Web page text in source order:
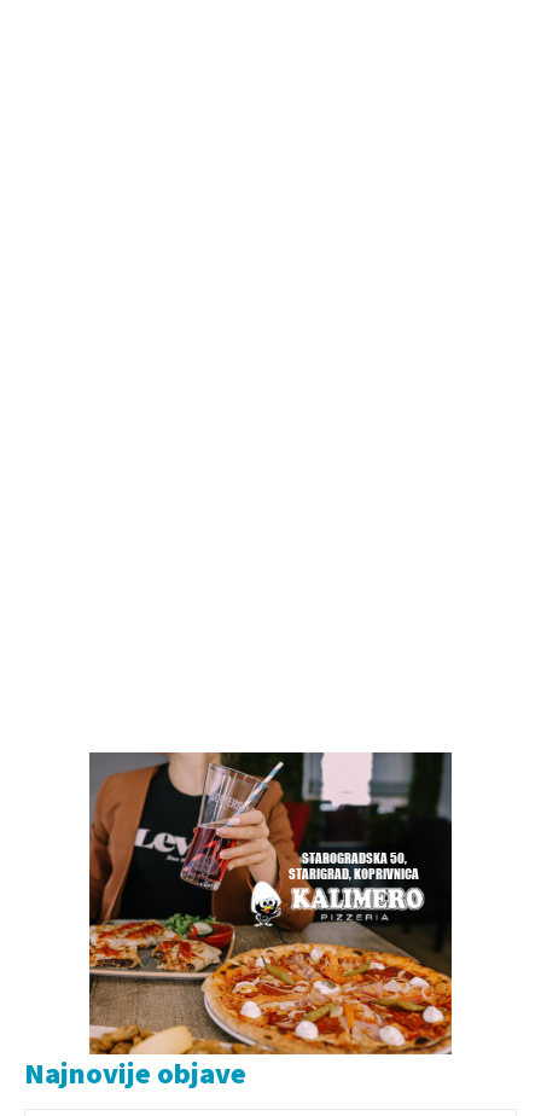
Najnovije objave